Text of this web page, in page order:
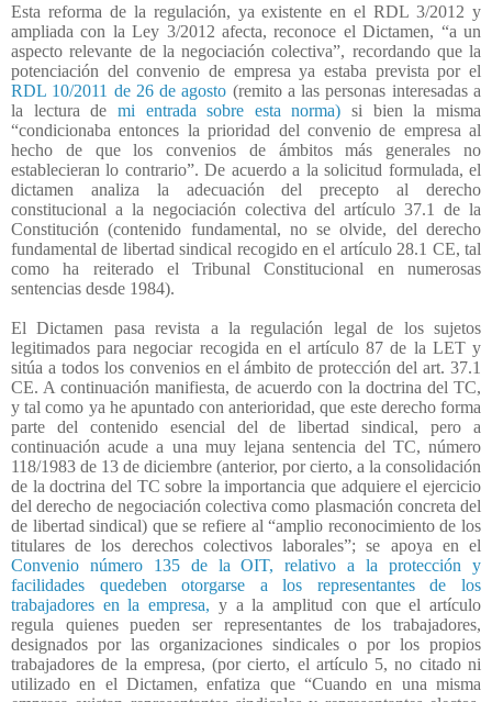
Esta reforma de la regulación, ya existente en el RDL 3/2012 y
ampliada con la Ley 3/2012 afecta, reconoce el Dictamen, “a un
aspecto relevante de la negociación colectiva”, recordando que la
potenciación del convenio de empresa ya estaba prevista por el
RDL 10/2011 de 26 de agosto (remito a las personas interesadas a
la lectura de mi entrada sobre esta norma) si bien la misma
“condicionaba entonces la prioridad del convenio de empresa al
hecho de que los convenios de ámbitos más generales no
establecieran lo contrario”. De acuerdo a la solicitud formulada, el
dictamen analiza la adecuación del precepto al derecho
constitucional a la negociación colectiva del artículo 37.1 de la
Constitución (contenido fundamental, no se olvide, del derecho
fundamental de libertad sindical recogido en el artículo 28.1 CE, tal
como ha reiterado el Tribunal Constitucional en numerosas
sentencias desde 1984).
El Dictamen pasa revista a la regulación legal de los sujetos
legitimados para negociar recogida en el artículo 87 de la LET y
sitúa a todos los convenios en el ámbito de protección del art. 37.1
CE. A continuación manifiesta, de acuerdo con la doctrina del TC,
y tal como ya he apuntado con anterioridad, que este derecho forma
parte del contenido esencial del de libertad sindical, pero a
continuación acude a una muy lejana sentencia del TC, número
118/1983 de 13 de diciembre (anterior, por cierto, a la consolidación
de la doctrina del TC sobre la importancia que adquiere el ejercicio
del derecho de negociación colectiva como plasmación concreta del
de libertad sindical) que se refiere al “amplio reconocimiento de los
titulares de los derechos colectivos laborales”; se apoya en el
Convenio número 135 de la OIT, relativo a la protección y
facilidades quedeben otorgarse a los representantes de los
trabajadores en la empresa, y a la amplitud con que el artículo
regula quienes pueden ser representantes de los trabajadores,
designados por las organizaciones sindicales o por los propios
trabajadores de la empresa, (por cierto, el artículo 5, no citado ni
utilizado en el Dictamen, enfatiza que “Cuando en una misma